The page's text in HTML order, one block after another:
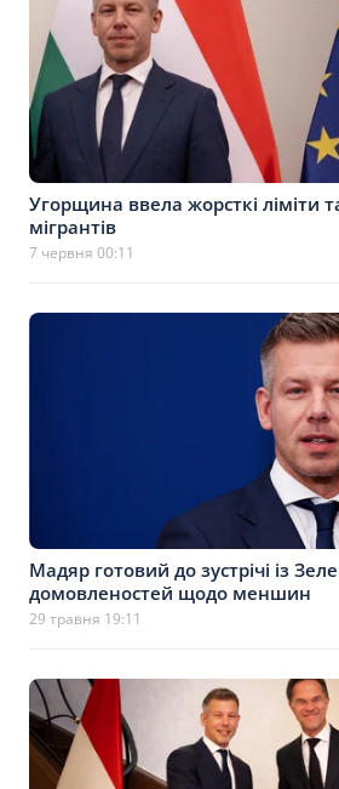
Угорщина ввела жорсткі ліміти
мігрантів
7 червня 00:11
Мадяр готовий до зустрічі із
домовленостей щодо меншин
29 травня 19:11